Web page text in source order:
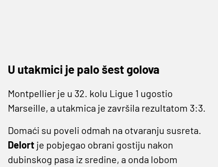
U utakmici je palo šest golova
Montpellier je u 32. kolu Ligue 1 ugostio
Marseille, a utakmica je završila rezultatom 3:3.
Domaći su poveli odmah na otvaranju susreta.
Delort je pobjegao obrani gostiju nakon
dubinskog pasa iz sredine, a onda lobom